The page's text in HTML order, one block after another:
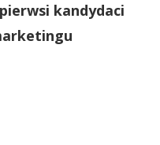
kandydaci